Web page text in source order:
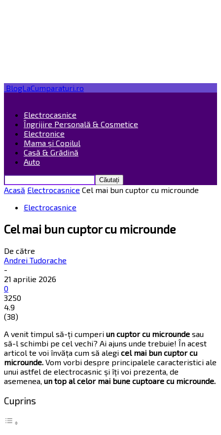
BlogLaCumparaturi.ro
Electrocasnice
Îngrijire Personală & Cosmetice
Electronice
Mama și Copilul
Casă & Grădină
Auto
Acasă Electrocasnice Cel mai bun cuptor cu microunde
Electrocasnice
Cel mai bun cuptor cu microunde
De către
Andrei Tudorache
-
21 aprilie 2026
0
3250
4.9
(38)
A venit timpul să-ți cumperi un cuptor cu microunde sau
să-l schimbi pe cel vechi? Ai ajuns unde trebuie! În acest
articol te voi învăța cum să alegi cel mai bun cuptor cu
microunde. Vom vorbi despre principalele caracteristici ale
unui astfel de electrocasnic și îți voi prezenta, de
asemenea, un top al celor mai bune cuptoare cu microunde.
Cuprins